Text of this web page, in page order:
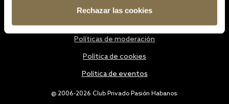
Rechazar las cookies
@ 2006-2026 Club Privado Pasión Habanos.
Políticas de moderación
Política de cookies
Política de eventos